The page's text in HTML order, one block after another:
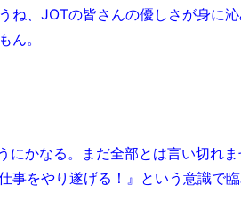
ね、JOTの皆さんの優しさが身に
ん。
にかなる。まだ全部とは言い切れま
事をやり遂げる！』という意識で